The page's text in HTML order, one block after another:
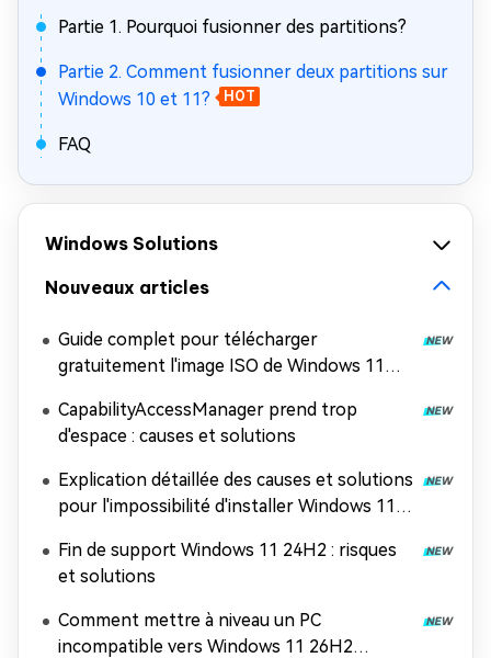
Partie 1. Pourquoi fusionner des partitions?
Partie 2. Comment fusionner deux partitions sur
Windows 10 et 11?
HOT
FAQ
Windows Solutions
Nouveaux articles
Guide complet pour télécharger
gratuitement l'image ISO de Windows 11
CapabilityAccessManager prend trop
d'espace : causes et solutions
Explication détaillée des causes et solutions
pour l'impossibilité d'installer Windows 11
Fin de support Windows 11 24H2 : risques
et solutions
Comment mettre à niveau un PC
incompatible vers Windows 11 26H2